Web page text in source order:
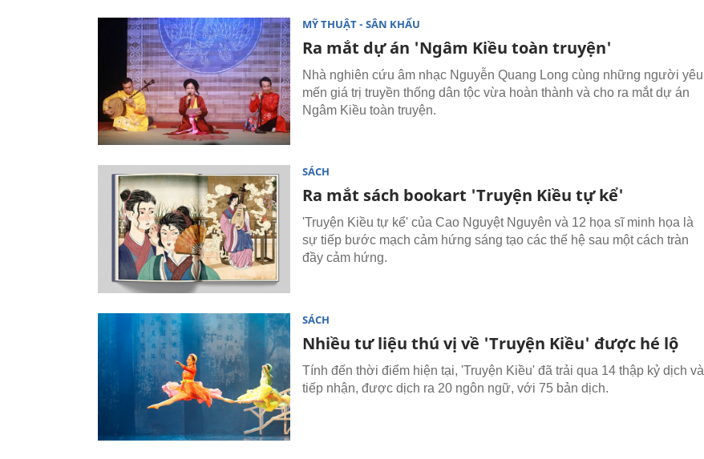
MỸ THUẬT - SÂN KHẤU
Ra mắt dự án 'Ngâm Kiều toàn truyện'
Nhà nghiên cứu âm nhạc Nguyễn Quang Long cùng những người yêu
mến giá trị truyền thống dân tộc vừa hoàn thành và cho ra mắt dự án
Ngâm Kiều toàn truyện.
SÁCH
Ra mắt sách bookart 'Truyện Kiều tự kể'
'Truyện Kiều tự kể' của Cao Nguyệt Nguyên và 12 họa sĩ minh họa là
sự tiếp bước mạch cảm hứng sáng tạo các thế hệ sau một cách tràn
đầy cảm hứng.
SÁCH
Nhiều tư liệu thú vị về 'Truyện Kiều' được hé lộ
Tính đến thời điểm hiện tại, 'Truyện Kiều' đã trải qua 14 thập kỷ dịch và
tiếp nhận, được dịch ra 20 ngôn ngữ, với 75 bản dịch.